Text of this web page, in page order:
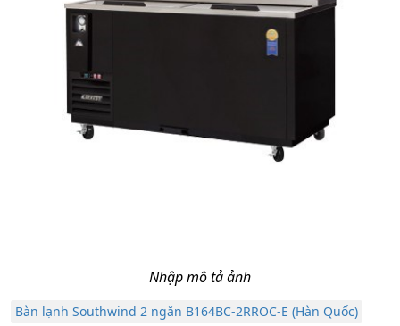
Nhập mô tả ảnh
Bàn lạnh Southwind 2 ngăn B164BC-2RROC-E (Hàn Quốc)